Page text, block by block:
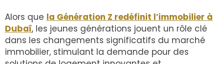
Alors que la Génération Z redéfinit l’immobilier à
Dubaï, les jeunes générations jouent un rôle clé
dans les changements significatifs du marché
immobilier, stimulant la demande pour des